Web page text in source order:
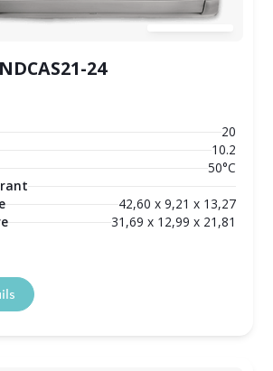
24
20
10.2
50°C
42,60 x 9,21 x 13,27
31,69 x 12,99 x 21,81